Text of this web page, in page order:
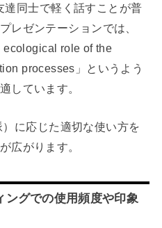
同士で軽く話すことが普
レゼンテーションでは、
ecological role of the
processes」というよう
しています。
に応じた適切な使い方を
広がります。
グでの使用頻度や印象